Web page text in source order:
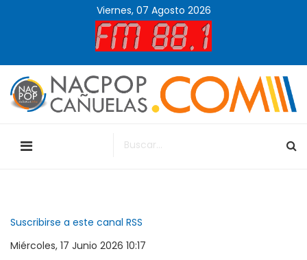
Viernes, 07 Agosto 2026
Suscribirse a este canal RSS
Miércoles, 17 Junio 2026 10:17